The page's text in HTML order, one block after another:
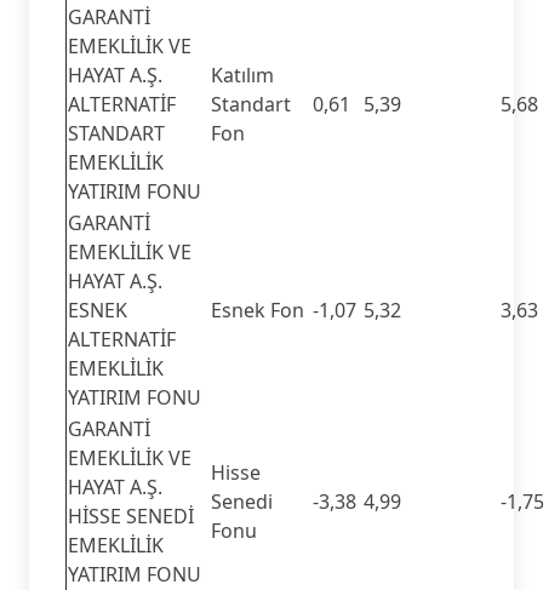
GARANTİ
EMEKLİLİK VE
HAYAT A.Ş.
ALTERNATİF
STANDART
EMEKLİLİK
YATIRIM FONU
Katılım
Standart
Fon
0,61 5,39 5,68
GARANTİ
EMEKLİLİK VE
HAYAT A.Ş.
ESNEK
ALTERNATİF
EMEKLİLİK
YATIRIM FONU
Esnek Fon -1,07 5,32 3,63
GARANTİ
EMEKLİLİK VE
HAYAT A.Ş.
HİSSE SENEDİ
EMEKLİLİK
YATIRIM FONU
Hisse
Senedi
Fonu
-3,38 4,99 -1,75